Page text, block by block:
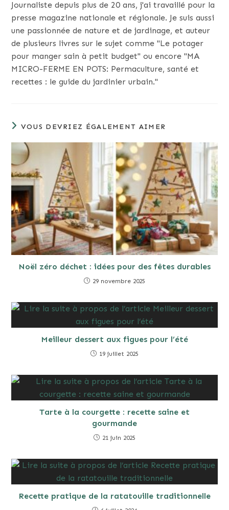
Journaliste depuis plus de 20 ans, j'ai travaillé pour la
presse magazine nationale et régionale. Je suis aussi
une passionnée de nature et de jardinage, et auteur
de plusieurs livres sur le sujet comme "Le potager
pour manger sain à petit budget" ou encore "MA
MICRO-FERME EN POTS: Permaculture, santé et
recettes : le guide du jardinier urbain."
VOUS DEVRIEZ ÉGALEMENT AIMER
Noël zéro déchet : idées pour des fêtes durables
29 novembre 2025
Meilleur dessert aux figues pour l’été
19 juillet 2025
Tarte à la courgette : recette saine et
gourmande
21 juin 2025
Recette pratique de la ratatouille traditionnelle